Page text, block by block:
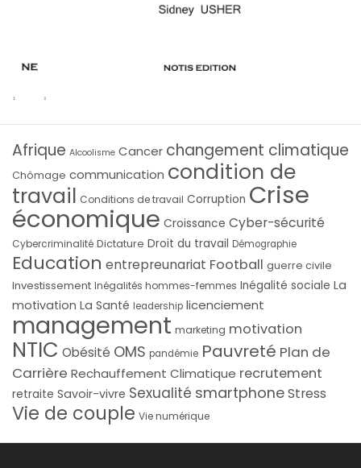
Afrique Alcoolisme Cancer changement climatique
Chômage communication condition de
travail Conditions de travail Corruption Crise
économique Croissance Cyber-sécurité
Cybercriminalité Dictature Droit du travail Démographie
Education entrepreunariat Football guerre civile
Investissement Inégalités hommes-femmes Inégalité sociale La
motivation La Santé leadership licenciement
management marketing motivation
NTIC Obésité OMS pandémie Pauvreté Plan de
Carrière Rechauffement Climatique recrutement
retraite Savoir-vivre Sexualité smartphoneStress
Vie de couple Vie numérique